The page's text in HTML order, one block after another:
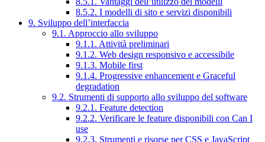
8.5.2. I modelli di sito e servizi disponibili
9. Sviluppo dell’interfaccia
9.1. Approccio allo sviluppo
9.1.1. Attività preliminari
9.1.2. Web design responsivo e accessibile
9.1.3. Mobile first
9.1.4. Progressive enhancement e Graceful
degradation
9.2. Strumenti di supporto allo sviluppo del software
9.2.1. Feature detection
9.2.2. Verificare le feature disponibili con Can I
use
9.2.3. Strumenti e risorse per CSS e JavaScript